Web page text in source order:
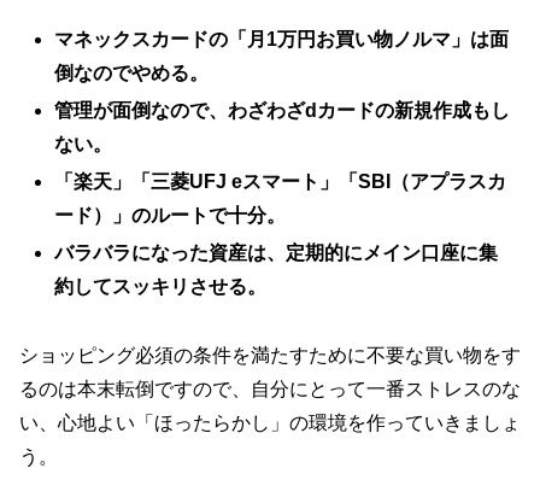
マネックスカードの「月1万円お買い物ノルマ」は面
倒なのでやめる。
管理が面倒なので、わざわざdカードの新規作成もし
ない。
「楽天」「三菱UFJ eスマート」「SBI（アプラスカ
ード）」のルートで十分。
バラバラになった資産は、定期的にメイン口座に集
約してスッキリさせる。
ショッピング必須の条件を満たすために不要な買い物をす
るのは本末転倒ですので、自分にとって一番ストレスのな
い、心地よい「ほったらかし」の環境を作っていきましょ
う。